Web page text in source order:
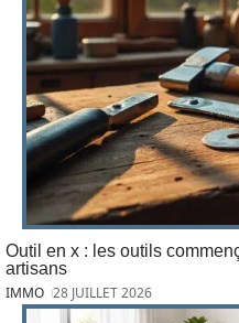
Outil en x : les outils
artisans
IMMO 28 JUILLET 2026